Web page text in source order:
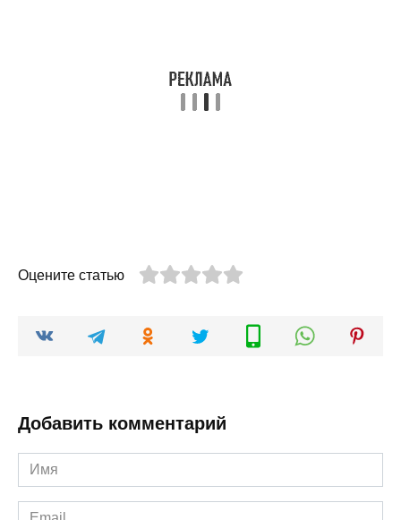
Оцените статью
Добавить комментарий
Имя
*
Email